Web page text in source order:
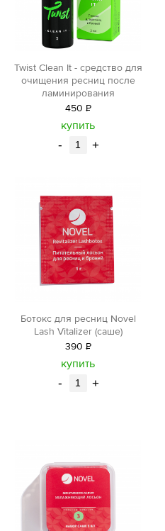
Twist Clean It - средство для
очищения ресниц после
ламинирования
450 Р
уб.
купить
- +
Ботокс для ресниц Novel
Lash Vitalizer (саше)
390 Р
уб.
купить
- +